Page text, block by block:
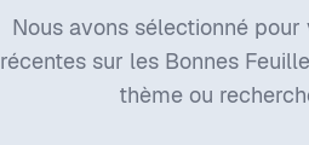
Nous avons sélectionné
récentes sur les Bonnes
thème ou